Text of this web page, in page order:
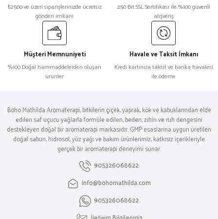
₺2500 ve üzeri siparişlerinizde ücretsiz
gönderi imkanı
250 Bit SSL Sertifikası ile %100 güvenli
alışveriş
Müşteri Memnuniyeti
%100 Doğal hammaddelerden oluşan
ürünler
Havale ve Taksit İmkanı
Kredi kartınıza taksit ve banka havalesi
ile ödeme
Boho Mathilda Aromaterapi, bitkilerin çiçek, yaprak, kök ve kabuklarından elde
edilen saf uçucu yağlarla formüle edilen, beden, zihin ve ruh dengesini
destekleyen doğal bir aromaterapi markasıdır. GMP esaslarına uygun üretilen
doğal sabun, hidrosol, yüz yağı ve bakım ürünlerimiz, katkısız içerikleriyle
gerçek bir aromaterapi deneyimi sunar.
905326068622
info@bohomathilda.com
905326068622